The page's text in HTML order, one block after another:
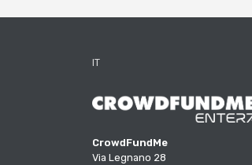
IT
CrowdFundMe
Via Legnano 28